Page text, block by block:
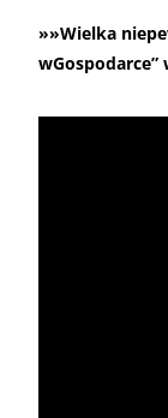
»»Wielka
wGospodarce”